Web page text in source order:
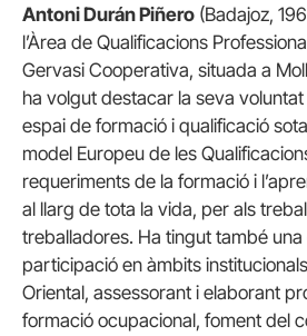
Antoni Durán Piñero (Badajoz,
l’Àrea de Qualificacions
Gervasi Cooperativa, situada a
ha volgut destacar la seva
espai de formació i qualificació
model Europeu de les
requeriments de la formació i
al llarg de tota la vida, per als
treballadores. Ha tingut també
participació en àmbits
Oriental, assessorant i elaborant
formació ocupacional, foment del